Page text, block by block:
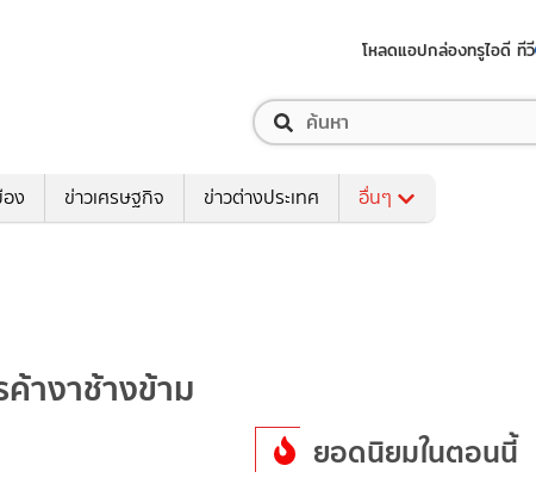
โหลดแอปกล่องทรูไอดี ทีวี
อง ข่าวเศรษฐกิจ ข่าวต่างประเทศ อื่นๆ
างาช้างข้าม
ยอดนิยมในตอนนี้